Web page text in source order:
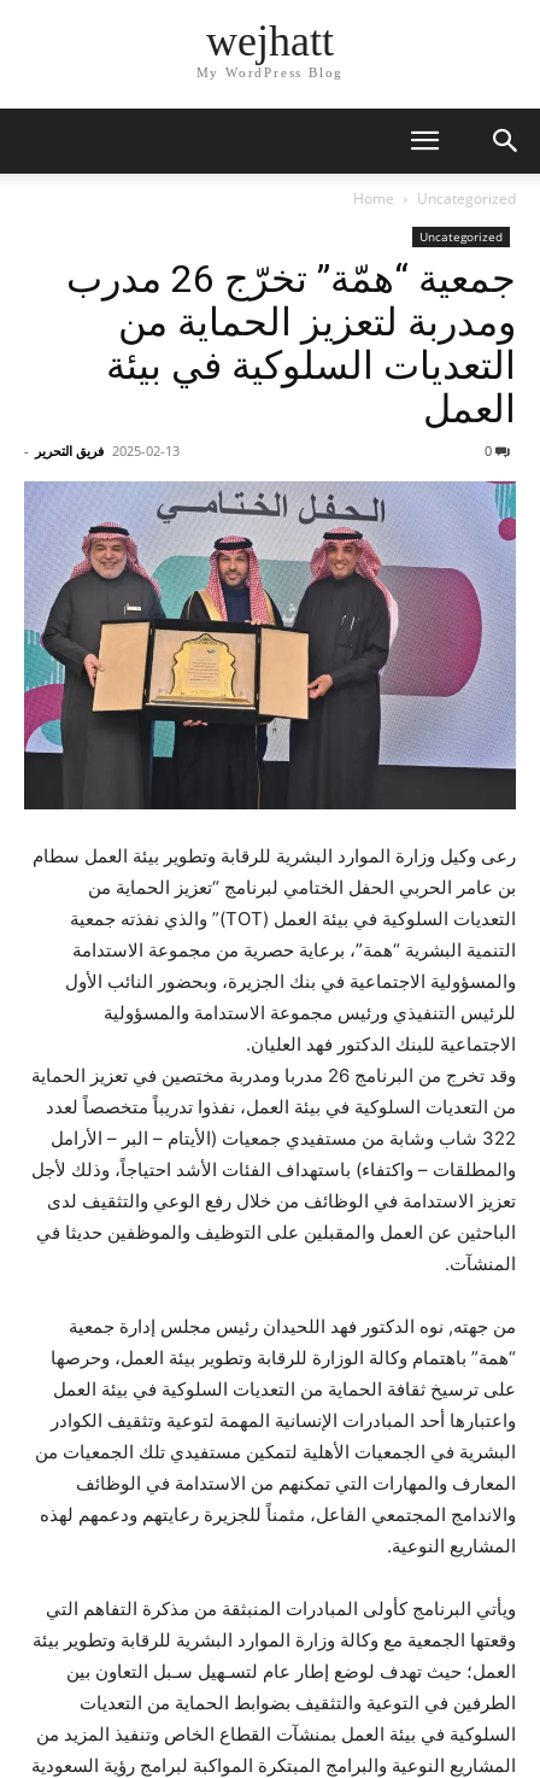
wejhatt
My WordPress Blog
Home Uncategorized
Uncategorized
جمعية “همّة” تخرّج 26 مدرب
ومدربة لتعزيز الحماية من
التعديات السلوكية في بيئة
العمل
فريق التحرير - 2025-02-13
رعى وكيل وزارة الموارد البشرية للرقابة وتطوير بيئة العمل سطام
بن عامر الحربي الحفل الختامي لبرنامج “تعزيز الحماية من
التعديات السلوكية في بيئة العمل (TOT)” والذي نفذته جمعية
التنمية البشرية “همة”، برعاية حصرية من مجموعة الاستدامة
والمسؤولية الاجتماعية في بنك الجزيرة، وبحضور النائب الأول
للرئيس التنفيذي ورئيس مجموعة الاستدامة والمسؤولية
الاجتماعية للبنك الدكتور فهد العليان.
وقد تخرج من البرنامج 26 مدربا ومدربة مختصين في تعزيز الحماية
من التعديات السلوكية في بيئة العمل، نفذوا تدريباً متخصصاً لعدد
322 شاب وشابة من مستفيدي جمعيات (الأيتام – البر – الأرامل
والمطلقات – واكتفاء) باستهداف الفئات الأشد احتياجاً، وذلك لأجل
تعزيز الاستدامة في الوظائف من خلال رفع الوعي والتثقيف لدى
الباحثين عن العمل والمقبلين على التوظيف والموظفين حديثا في
المنشآت.
من جهته, نوه الدكتور فهد اللحيدان رئيس مجلس إدارة جمعية
“همة” باهتمام وكالة الوزارة للرقابة وتطوير بيئة العمل، وحرصها
على ترسيخ ثقافة الحماية من التعديات السلوكية في بيئة العمل
واعتبارها أحد المبادرات الإنسانية المهمة لتوعية وتثقيف الكوادر
البشرية في الجمعيات الأهلية لتمكين مستفيدي تلك الجمعيات من
المعارف والمهارات التي تمكنهم من الاستدامة في الوظائف
والاندامج المجتمعي الفاعل، مثمناً للجزيرة رعايتهم ودعمهم لهذه
المشاريع النوعية.
ويأتي البرنامج كأولى المبادرات المنبثقة من مذكرة التفاهم التي
وقعتها الجمعية مع وكالة وزارة الموارد البشرية للرقابة وتطوير بيئة
العمل؛ حيث تهدف لوضع إطار عام لتسـهيل سـبل التعاون بين
الطرفين في التوعية والتثقيف بضوابط الحماية من التعديات
السلوكية في بيئة العمل بمنشآت القطاع الخاص وتنفيذ المزيد من
المشاريع النوعية والبرامج المبتكرة المواكبة لبرامج رؤية السعودية